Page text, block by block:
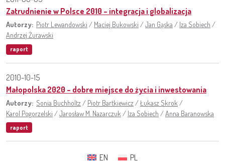
Zatrudnienie w Polsce 2010 – integracja i globalizacja
Autorzy: Piotr Lewandowski / Maciej Bukowski /Jan Gąska / Iza Sobiech /
Andrzej Żurawski
raport
2010-10-15
Małopolska 2020 – dobre miejsce do życia i inwestowania
Autorzy: Sonia Buchholtz / Piotr Bartkiewicz /Łukasz Skrok /
Karol Pogorzelski /Jarosław M. Nazarczuk / Iza Sobiech /Anna Baranowska
raport
EN PL